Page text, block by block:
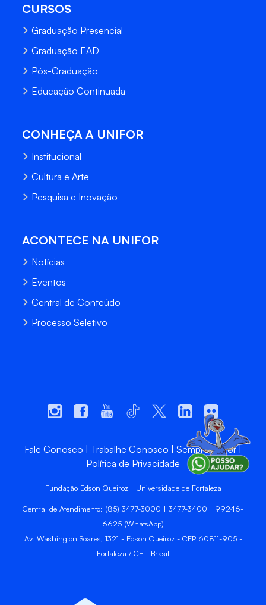
CURSOS
Graduação Presencial
Graduação EAD
Pós-Graduação
Educação Continuada
CONHEÇA A UNIFOR
Institucional
Cultura e Arte
Pesquisa e Inovação
ACONTECE NA UNIFOR
Notícias
Eventos
Central de Conteúdo
Processo Seletivo
Fale Conosco Trabalhe Conosco
Sempre Unifor
Política de Privacidade
Fundação Edson Queiroz | Universidade de Fortaleza
Central de Atendimento: (85) 3477-3000 | 3477-3400 | 99246-
6625 (WhatsApp)
Av. Washington Soares, 1321 - Edson Queiroz - CEP 60811-905 -
Fortaleza / CE - Brasil